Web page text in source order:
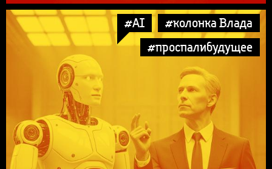
#AI
#колонка Влада
#проспалибудущее